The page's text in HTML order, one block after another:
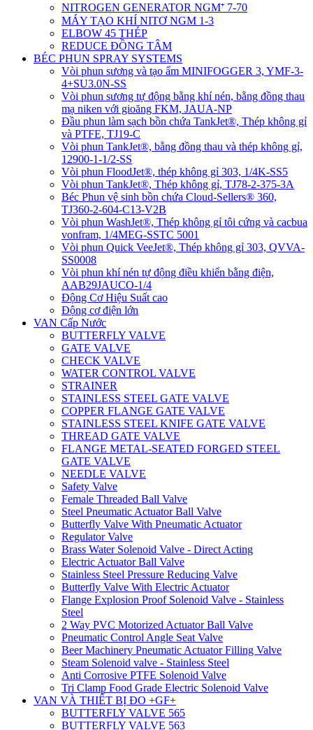
NITROGEN GENERATOR NGM⁺ 7-70
MÁY TẠO KHÍ NITƠ NGM 1-3
ELBOW 45 THÉP
REDUCE ĐỒNG TÂM
BÉC PHUN SPRAY SYSTEMS
Vòi phun sương và tạo ẩm MINIFOGGER 3, YMF-3-
4+SU3.0N-SS
Vòi phun sương tự động bằng khí nén, bằng đồng thau
mạ niken với gioăng FKM, JAUA-NP
Đầu phun làm sạch bồn chứa TankJet®, Thép không gỉ
và PTFE, TJ19-C
Vòi phun TankJet®, bằng đồng thau và thép không gỉ,
12900-1-1/2-SS
Vòi phun FloodJet®, thép không gỉ 303, 1/4K-SS5
Vòi phun TankJet®, Thép không gỉ, TJ78-2-375-3A
Béc Phun vệ sinh bồn chứa Cloud-Sellers® 360,
TJ360-2-604-C13-V2B
Vòi phun WashJet®, Thép không gỉ tôi cứng và cacbua
vonfram, 1/4MEG-SSTC 5001
Vòi phun Quick VeeJet®, Thép không gỉ 303, QVVA-
SS0008
Vòi phun khí nén tự động điều khiển bằng điện,
AAB29JAUCO-1/4
Động Cơ Hiệu Suất cao
Động cơ điện lớn
VAN Cấp Nước
BUTTERFLY VALVE
GATE VALVE
CHECK VALVE
WATER CONTROL VALVE
STRAINER
STAINLESS STEEL GATE VALVE
COPPER FLANGE GATE VALVE
STAINLESS STEEL KNIFE GATE VALVE
THREAD GATE VALVE
FLANGE METAL-SEATED FORGED STEEL
GATE VALVE
NEEDLE VALVE
Safety Valve
Female Threaded Ball Valve
Steel Pneumatic Actuator Ball Valve
Butterfly Valve With Pneumatic Actuator
Regulator Valve
Brass Water Solenoid Valve - Direct Acting
Electric Actuator Ball Valve
Stainless Steel Pressure Reducing Valve
Butterfly Valve With Electric Actuator
Flange Explosion Proof Solenoid Valve - Stainless
Steel
2 Way PVC Motorized Actuator Ball Valve
Pneumatic Control Angle Seat Valve
Beer Machinery Pneumatic Actuator Filling Valve
Steam Solenoid valve - Stainless Steel
Anti Corrosive PTFE Solenoid Valve
Tri Clamp Food Grade Electric Solenoid Valve
VAN VÀ THIẾT BỊ ĐO +GF+
BUTTERFLY VALVE 565
BUTTERFLY VALVE 563